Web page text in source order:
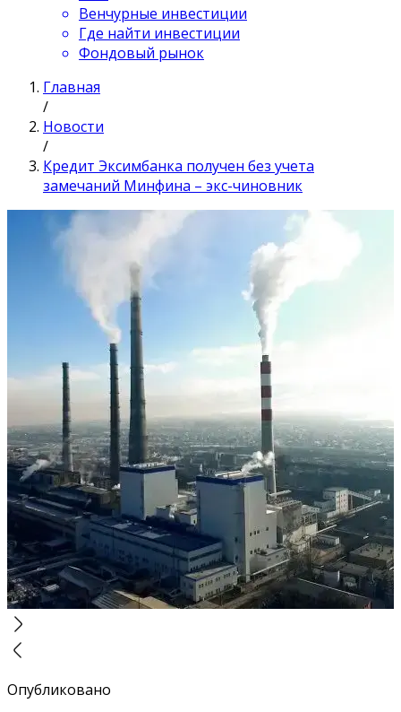
Венчурные инвестиции
Где найти инвестиции
Фондовый рынок
Главная
/
Новости
/
Кредит Эксимбанка получен без учета
замечаний Минфина – экс-чиновник
Опубликовано